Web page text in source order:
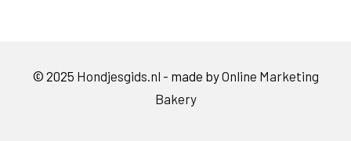
© 2025 Hondjesgids.nl - made byOnline Marketing
Bakery